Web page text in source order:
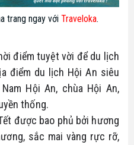
trang ngay với Traveloka.
điểm du lịch Hội An siêu
Hội An, chùa Hội An,
thống.
được bao phủ bởi hương
sắc mai vàng rực rỡ,